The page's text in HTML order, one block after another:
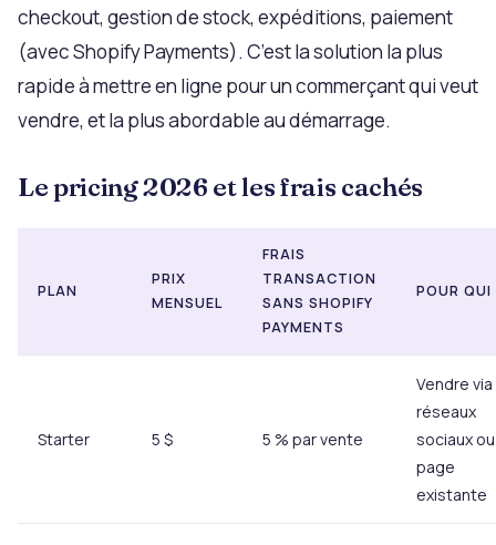
checkout, gestion de stock, expéditions, paiement
(avec Shopify Payments). C’est la solution la plus
rapide à mettre en ligne pour un commerçant qui veut
vendre, et la plus abordable au démarrage.
Le pricing 2026 et les frais cachés
PLAN
PRIX
MENSUEL
FRAIS
TRANSACTION
SANS SHOPIFY
PAYMENTS
POUR QUI
Starter 5 $ 5 % par vente
Vendre via
réseaux
sociaux ou
page
existante